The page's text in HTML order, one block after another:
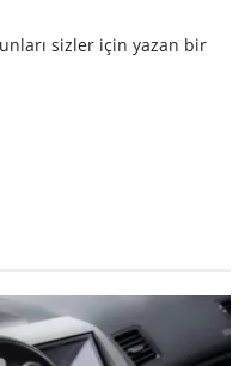
sizler için yazan bir